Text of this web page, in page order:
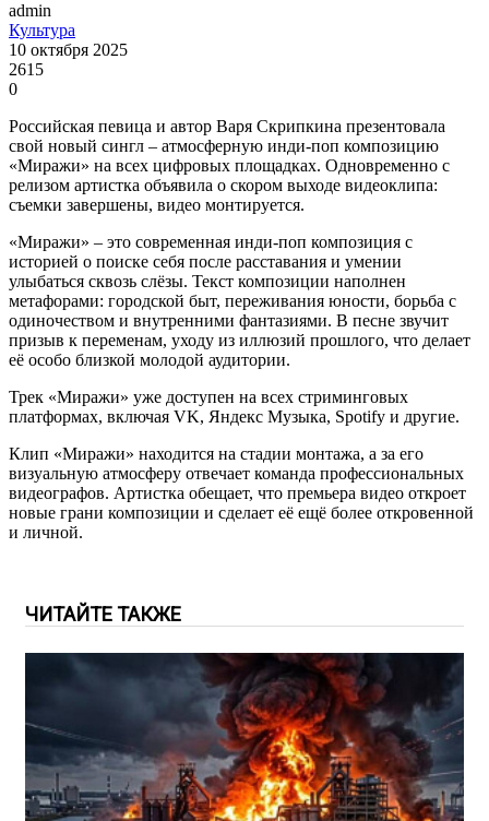
admin
Культура
10 октября 2025
2615
0
Российская певица и автор Варя Скрипкина презентовала
свой новый сингл – атмосферную инди-поп композицию
«Миражи» на всех цифровых площадках. Одновременно с
релизом артистка объявила о скором выходе видеоклипа:
съемки завершены, видео монтируется.
«Миражи» – это современная инди-поп композиция с
историей о поиске себя после расставания и умении
улыбаться сквозь слёзы. Текст композиции наполнен
метафорами: городской быт, переживания юности, борьба с
одиночеством и внутренними фантазиями. В песне звучит
призыв к переменам, уходу из иллюзий прошлого, что делает
её особо близкой молодой аудитории.
Трек «Миражи» уже доступен на всех стриминговых
платформах, включая VK, Яндекс Музыка, Spotify и другие.
Клип «Миражи» находится на стадии монтажа, а за его
визуальную атмосферу отвечает команда профессиональных
видеографов. Артистка обещает, что премьера видео откроет
новые грани композиции и сделает её ещё более откровенной
и личной.
ЧИТАЙТЕ ТАКЖЕ